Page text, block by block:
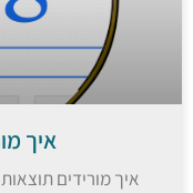
איך
איך מורידים